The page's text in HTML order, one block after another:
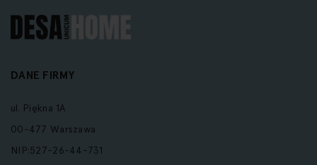
DANE FIRMY
ul. Piękna 1A
00-477 Warszawa
NIP:527-26-44-731